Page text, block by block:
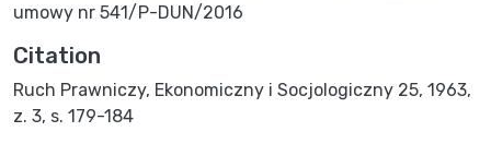
umowy nr 541/P-DUN/2016
Citation
Ruch Prawniczy, Ekonomiczny i Socjologiczny 25, 1963,
z. 3, s. 179-184